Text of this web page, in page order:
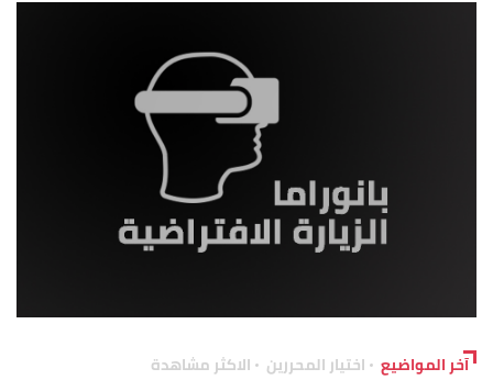
آخر المواضيع اختيار المحررين الاكثر مشاهدة